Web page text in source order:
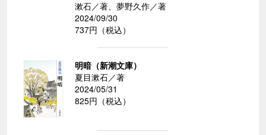
漱石／著、夢野久作／著
2024/09/30
737円（税込）
明暗（新潮文庫）
夏目漱石／著
2024/05/31
825円（税込）